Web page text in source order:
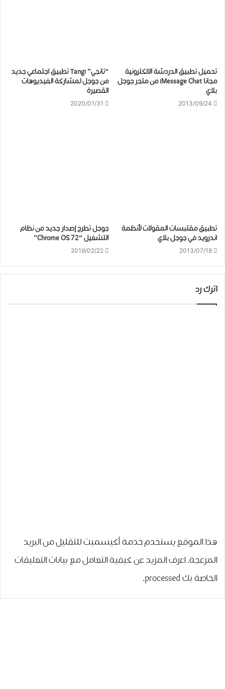
تحميل تطبيق الدردشة الالكترونية
مجانا iMessage Chat من متجر جوجل
بلاي
2013/09/24
“تانجي” Tangi ﺗﻄﺒﻴﻖ ﺍﺟﺘﻤﺎﻋﻲ ﺟﺪﻳﺪ
من جوجل لمشاركة الفيديوهات
القصيرة
2020/01/31
تطبيق مقتبسات المقولات لأنظمة
اندرويد في جوجل بلاي
2013/07/18
جوجل تطرح إصدار جديد من نظام
التشغيل “Chrome OS 72”
2019/02/22
اترك رد
هذا الموقع يستخدم خدمة أكيسميت للتقليل من البريد
المزعجة.اعرف المزيد عن كيفية التعامل مع بيانات التعليقات
الخاصة بك processed
.